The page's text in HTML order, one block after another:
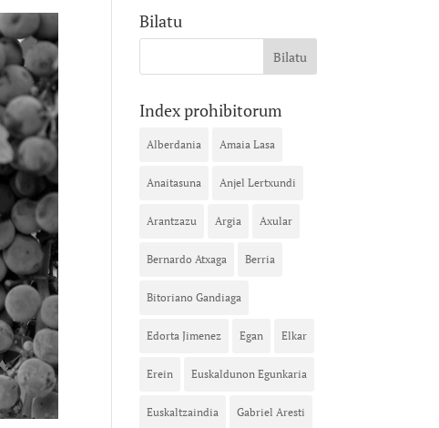
Bilatu
Index prohibitorum
Alberdania Amaia Lasa
Anaitasuna Anjel Lertxundi
Arantzazu Argia Axular
Bernardo Atxaga Berria
Bitoriano Gandiaga
Edorta Jimenez Egan Elkar
Erein Euskaldunon Egunkaria
Euskaltzaindia Gabriel Aresti